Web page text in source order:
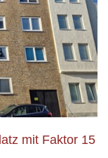
mit Faktor 15